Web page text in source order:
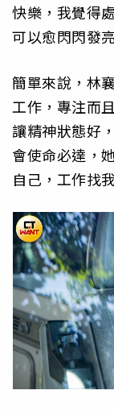
快樂，我覺得
可以愈閃閃發亮
簡單來說，林
工作，專注而
讓精神狀態好
會使命必達，
自己，工作找